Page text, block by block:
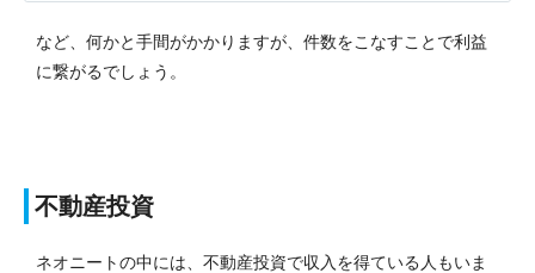
など、何かと手間がかかりますが、件数をこなすことで利益
に繋がるでしょう。
不動産投資
ネオニートの中には、不動産投資で収入を得ている人もいま